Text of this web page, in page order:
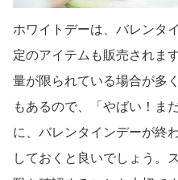
ホワイトデーは、バレンタ
定のアイテムも販売されま
量が限られている場合が多
もあるので、「やばい！ま
に、バレンタインデーが終
しておくと良いでしょう。